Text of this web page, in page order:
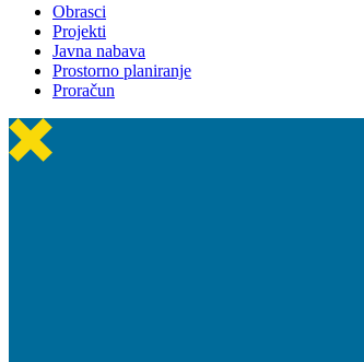
Obrasci
Projekti
Javna nabava
Prostorno planiranje
Proračun